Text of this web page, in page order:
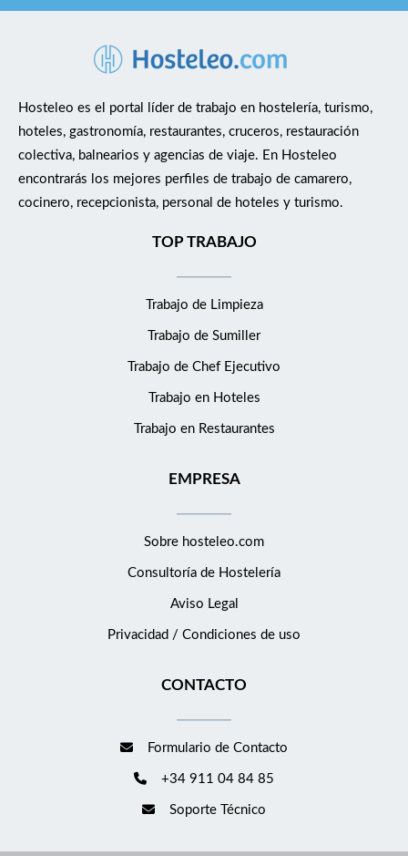
Hosteleo es el portal líder de trabajo en hostelería, turismo,
hoteles, gastronomía, restaurantes, cruceros, restauración
colectiva, balnearios y agencias de viaje. En Hosteleo
encontrarás los mejores perfiles de trabajo de camarero,
cocinero, recepcionista, personal de hoteles y turismo.
TOP TRABAJO
Trabajo de Limpieza
Trabajo de Sumiller
Trabajo de Chef Ejecutivo
Trabajo en Hoteles
Trabajo en Restaurantes
EMPRESA
Sobre hosteleo.com
Consultoría de Hostelería
Aviso Legal
Privacidad / Condiciones de uso
CONTACTO
Formulario de Contacto
+34 911 04 84 85
Soporte Técnico